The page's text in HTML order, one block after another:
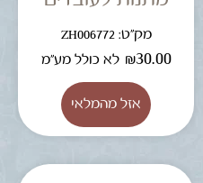
מק"ט: ZH006772
₪30.00 לא כולל מע"מ